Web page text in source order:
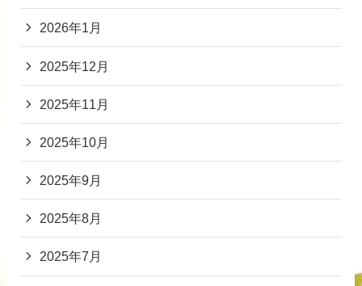
2026年1月
2025年12月
2025年11月
2025年10月
2025年9月
2025年8月
2025年7月